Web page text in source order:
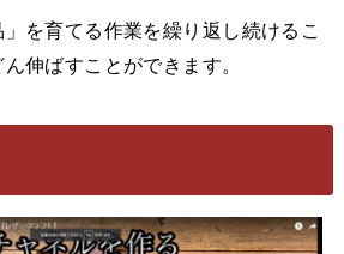
を育てる作業を繰り返し続けるこ
伸ばすことができます。